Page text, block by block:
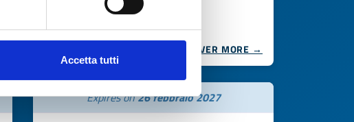
Accetta tutti
DISCOVER MORE →
Expires on26 febbraio 2027